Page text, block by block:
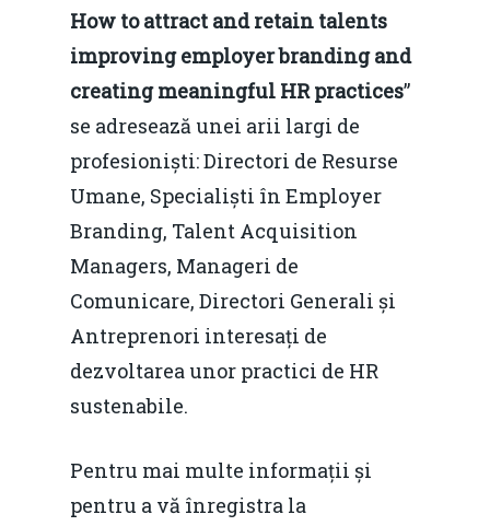
How to attract and retain talents
improving employer branding and
creating meaningful HR practices”
se adresează unei arii largi de
profesioniști: Directori de Resurse
Umane, Specialiști în Employer
Branding, Talent Acquisition
Managers, Manageri de
Comunicare, Directori Generali și
Antreprenori interesați de
dezvoltarea unor practici de HR
sustenabile.
Pentru mai multe informații și
pentru a vă înregistra la
Noutăți
Despre